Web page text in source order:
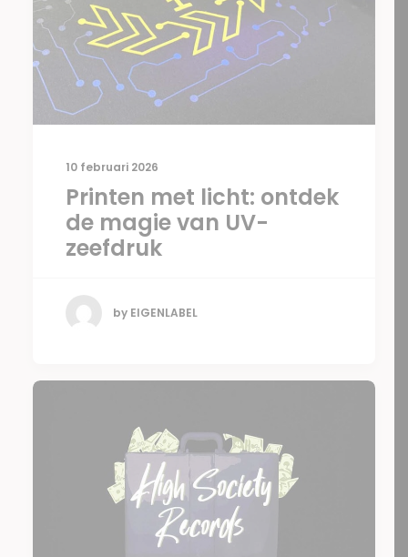
10 februari 2026
Printen met licht: ontdek
de magie van UV-
zeefdruk
by EIGENLABEL